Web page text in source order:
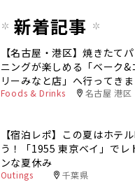
新着記事
【名古屋・港区】焼きたて
ニングが楽しめる「ベーク&
リーみなと店」へ行ってきま
Foods & Drinks 名古屋 港区
【宿泊レポ】この夏はホテ
う！「1955 東京ベイ」でレ
ンな夏休み
Outings 千葉県